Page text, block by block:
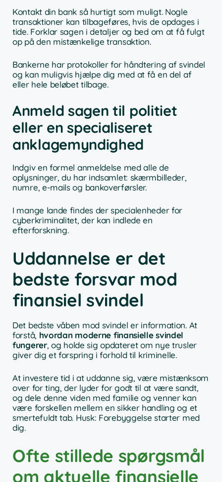
Kontakt din bank så hurtigt som muligt. Nogle
transaktioner kan tilbageføres, hvis de opdages i
tide. Forklar sagen i detaljer og bed om at få fulgt
op på den mistænkelige transaktion.
Bankerne har protokoller for håndtering af svindel
og kan muligvis hjælpe dig med at få en del af
eller hele beløbet tilbage.
Anmeld sagen til politiet
eller en specialiseret
anklagemyndighed
Indgiv en formel anmeldelse med alle de
oplysninger, du har indsamlet: skærmbilleder,
numre, e-mails og bankoverførsler.
I mange lande findes der specialenheder for
cyberkriminalitet, der kan indlede en
efterforskning.
Uddannelse er det
bedste forsvar mod
finansiel svindel
Det bedste våben mod svindel er information. At
forstå, hvordan moderne finansielle svindel
fungerer, og holde sig opdateret om nye trusler
giver dig et forspring i forhold til kriminelle.
At investere tid i at uddanne sig, være mistænksom
over for ting, der lyder for godt til at være sandt,
og dele denne viden med familie og venner kan
være forskellen mellem en sikker handling og et
smertefuldt tab. Husk: Forebyggelse starter med
dig.
Ofte stillede spørgsmål
om aktuelle finansielle